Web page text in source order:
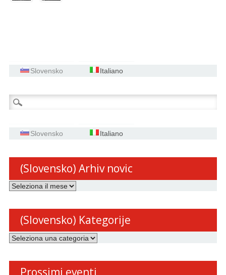
Slovensko Italiano
Ricerca
per:
Slovensko Italiano
(Slovensko) Arhiv novic
(Slovensko)
novic
(Slovensko) Kategorije
(Slovensko)
Prossimi eventi